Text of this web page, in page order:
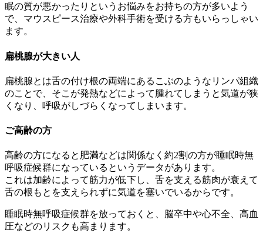
眠の質が悪かったりというお悩みをお持ちの方が多いよう
で、マウスピース治療や外科手術を受ける方もいらっしゃい
ます。
扁桃腺が大きい人
扁桃腺とは舌の付け根の両端にあるこぶのようなリンパ組織
のことで、そこが発熱などによって腫れてしまうと気道が狭
くなり、呼吸がしづらくなってしまいます。
ご高齢の方
高齢の方になると肥満などは関係なく約2割の方が睡眠時無
呼吸症候群になっているというデータがあります。
これは加齢によって筋力が低下し、舌を支える筋肉が衰えて
舌の根もとを支えられずに気道を塞いでいるからです。
睡眠時無呼吸症候群を放っておくと、脳卒中や心不全、高血
圧などのリスクも高まります。